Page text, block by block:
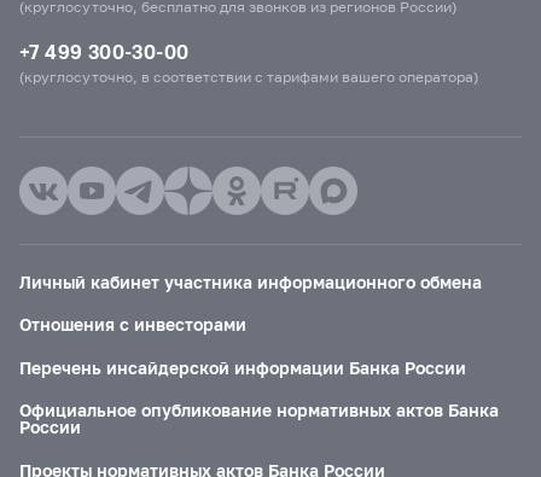
(круглосуточно, бесплатно для звонков из регионов России)
+7 499 300-30-00
(круглосуточно, в соответствии с тарифами вашего оператора)
Личный кабинет участника информационного обмена
Отношения с инвесторами
Перечень инсайдерской информации Банка России
Официальное опубликование нормативных актов Банка
России
Проекты нормативных актов Банка России